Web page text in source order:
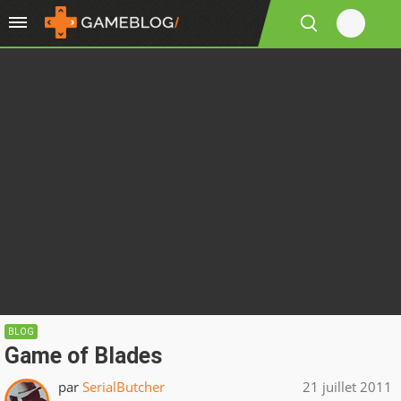
BLOG
Game of Blades
par SerialButcher 21 juillet 2011